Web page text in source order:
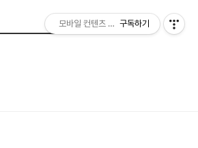
모바일 컨텐츠 이야기구독하기